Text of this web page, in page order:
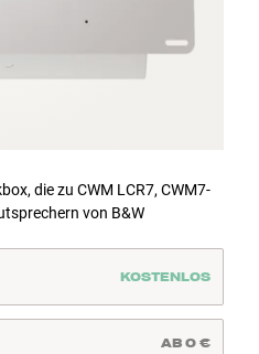
die zu CWM LCR7, CWM7-
von B&W
KOSTENLOS
AB 0 €